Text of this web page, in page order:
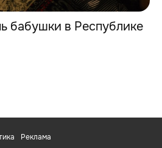
бабушки в Республике
Реклама